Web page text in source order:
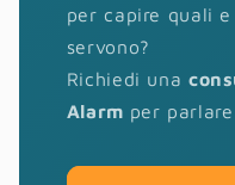
per capire quali
servono?
Richiedi una
Alarm per